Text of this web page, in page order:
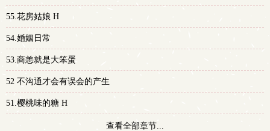
55.花房姑娘 H
54.婚姻日常
53.商恙就是大笨蛋
52 不沟通才会有误会的产生
51.樱桃味的糖 H
查看全部章节...